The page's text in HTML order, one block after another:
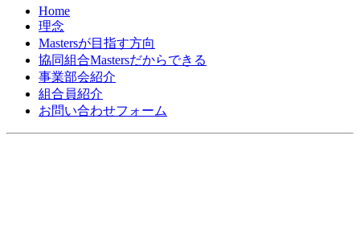
Home
理念
Mastersが目指す方向
協同組合Mastersだからできる
事業部会紹介
組合員紹介
お問い合わせフォーム